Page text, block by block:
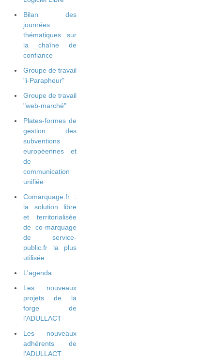
Bilan des
journées
thématiques sur
la chaîne de
confiance
Groupe de travail
"i-Parapheur"
Groupe de travail
"web-marché"
Plates-formes de
gestion des
subventions
européennes et
de
communication
unifiée
Comarquage.fr :
la solution libre
et territorialisée
de co-marquage
de service-
public.fr la plus
utilisée
L'agenda
Les nouveaux
projets de la
forge de
l'ADULLACT
Les nouveaux
adhérents de
l'ADULLACT